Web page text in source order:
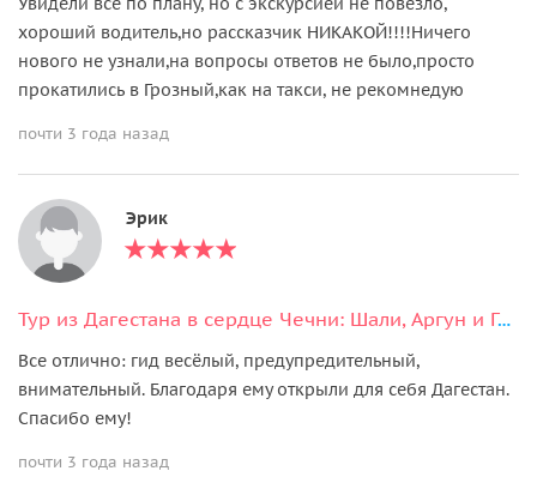
хороший водитель,но рассказчик НИКАКОЙ!!!!Ничего
нового не узнали,на вопросы ответов не было,просто
прокатились в Грозный,как на такси, не рекомнедую
почти 3 года назад
Эрик
Тур из Дагестана в сердце Чечни: Шали, Аргун и Грозный
Все отлично: гид весёлый, предупредительный,
внимательный. Благодаря ему открыли для себя Дагестан.
Спасибо ему!
почти 3 года назад